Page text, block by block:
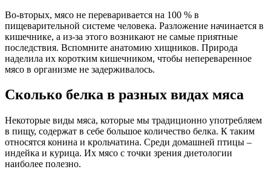
Во-вторых, мясо не переваривается на 100 % в
пищеварительной системе человека. Разложение начинается в
кишечнике, а из-за этого возникают не самые приятные
последствия. Вспомните анатомию хищников. Природа
наделила их коротким кишечником, чтобы непереваренное
мясо в организме не задерживалось.
Сколько белка в разных видах мяса
Некоторые виды мяса, которые мы традиционно употребляем
в пищу, содержат в себе большое количество белка. К таким
относятся конина и крольчатина. Среди домашней птицы –
индейка и курица. Их мясо с точки зрения диетологии
наиболее полезно.